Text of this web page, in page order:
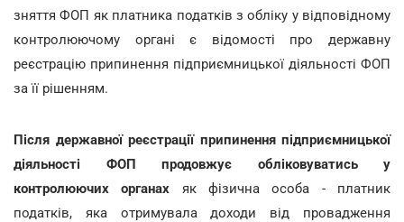
зняття ФОП як платника податків з обліку у відповідному
контролюючому органі є відомості про державну
реєстрацію припинення підприємницької діяльності ФОП
за її рішенням.
Після державної реєстрації припинення підприємницької
діяльності ФОП продовжує обліковуватись у
контролюючих органах як фізична особа - платник
податків, яка отримувала доходи від провадження